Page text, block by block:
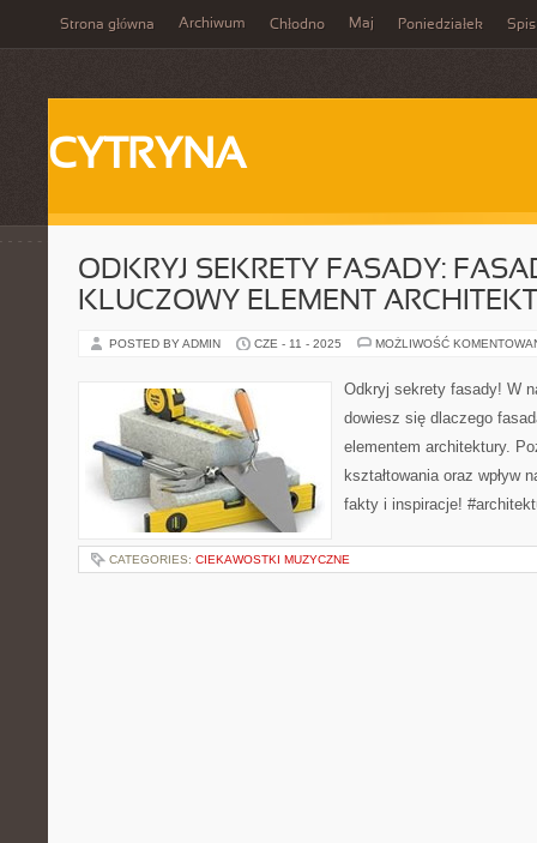
Strona główna Archiwum Chłodno Maj Poniedziałek Spis
CYTRYNA
ODKRYJ SEKRETY FASADY:
KLUCZOWY ELEMENT
POSTED BY ADMIN CZE - 11 - 2025 MOŻLIWOŚĆ
Odkryj sekrety fasady! W
dowiesz się dlaczego
elementem architektury.
kształtowania oraz wpływ
fakty i inspiracje!
CATEGORIES: CIEKAWOSTKI MUZYCZNE